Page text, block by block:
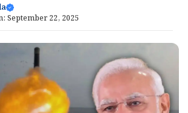
September 22, 2025